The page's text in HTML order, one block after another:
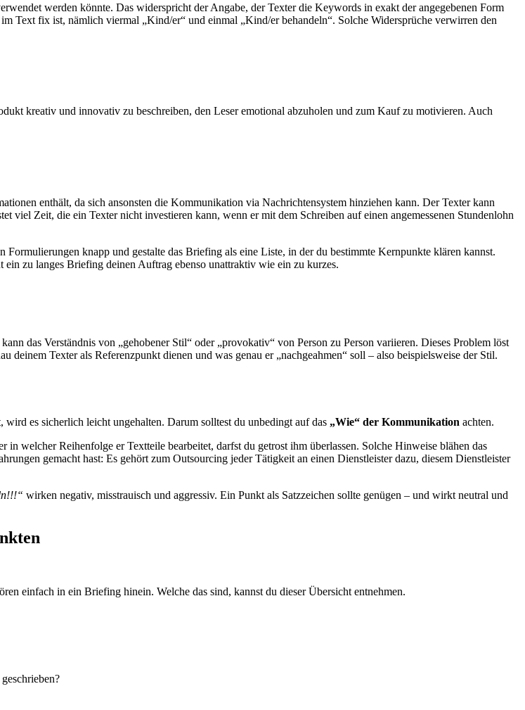
werden könnte. Das widerspricht der Angabe, der Texter die Keywords in exakt der angegebenen Form
Text fix ist, nämlich viermal „Kind/er“ und einmal „Kind/er behandeln“. Solche Widersprüche verwirren den
kreativ und innovativ zu beschreiben, den Leser emotional abzuholen und zum Kauf zu motivieren. Auch
enthält, da sich ansonsten die Kommunikation via Nachrichtensystem hinziehen kann. Der Texter kann
viel Zeit, die ein Texter nicht investieren kann, wenn er mit dem Schreiben auf einen angemessenen Stundenlohn
knapp und gestalte das Briefing als eine Liste, in der du bestimmte Kernpunkte klären kannst.
zu langes Briefing deinen Auftrag ebenso unattraktiv wie ein zu kurzes.
das Verständnis von „gehobener Stil“ oder „provokativ“ von Person zu Person variieren. Dieses Problem löst
Texter als Referenzpunkt dienen und was genau er „nachgeahmen“ soll – also beispielsweise der Stil.
es sicherlich leicht ungehalten. Darum solltest du unbedingt auf das „Wie“ der Kommunikation achten.
welcher Reihenfolge er Textteile bearbeitet, darfst du getrost ihm überlassen. Solche Hinweise blähen das
gemacht hast: Es gehört zum Outsourcing jeder Tätigkeit an einen Dienstleister dazu, diesem Dienstleister
wirken negativ, misstrauisch und aggressiv. Ein Punkt als Satzzeichen sollte genügen – und wirkt neutral und
einfach in ein Briefing hinein. Welche das sind, kannst du dieser Übersicht entnehmen.